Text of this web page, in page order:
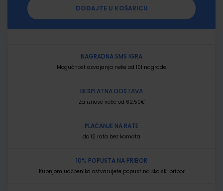
DODAJTE U KOŠARICU
NAGRADNA SMS IGRA
Mogućnost osvajanja neke od 101 nagrade
BESPLATNA DOSTAVA
Za iznose veće od 62,50€
PLAĆANJE NA RATE
do 12 rata bez kamata
10% POPUSTA NA PRIBOR
Kupnjom udžbenika ostvarujete popust na školski pribor